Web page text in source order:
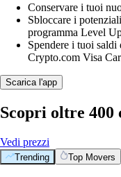
Conservare i tuoi
Sbloccare i
programma Level
Spendere i tuoi
Crypto.com Visa
Scarica l'app
Scopri oltre 400
Vedi prezzi
Trending Top Movers